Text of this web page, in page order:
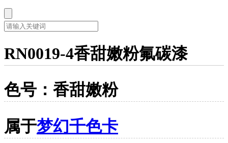
RN0019-4香甜嫩粉氟碳漆
色号：香甜嫩粉
属于梦幻千色卡